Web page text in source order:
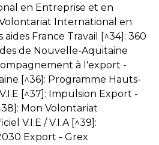
en Entreprise et en
International en
France Travail
[^34]: 360
de Nouvelle-Aquitaine
à l'export -
[^36]: Programme Hauts-
[^37]: Impulsion Export -
Mon Volontariat
V.I.E / V.I.A[^39]:
Export - Grex